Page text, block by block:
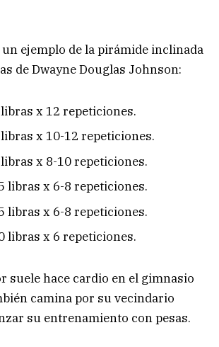
ejemplo de la pirámide inclinada
de Dwayne Douglas Johnson:
libras x 12 repeticiones.
libras x 10-12 repeticiones.
libras x 8-10 repeticiones.
libras x 6-8 repeticiones.
libras x 6-8 repeticiones.
libras x 6 repeticiones.
suele hace cardio en el gimnasio
camina por su vecindario
su entrenamiento con pesas.